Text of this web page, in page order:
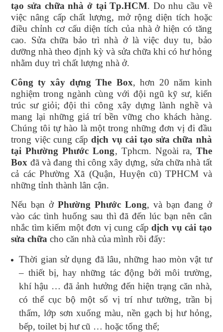
tạo sửa chữa nhà ở tại Tp.HCM. Do nhu cầu về
việc nâng cấp chất lượng, mở rộng diện tích hoặc
điều chỉnh cơ cấu diện tích của nhà ở hiện có tăng
cao. Sửa chữa bảo trì nhà ở là việc duy tu, bảo
dưỡng nhà theo định kỳ và sửa chữa khi có hư hỏng
nhằm duy trì chất lượng nhà ở.
Công ty xây dựng The Box, hơn 20 năm kinh
nghiệm trong ngành cùng với đội ngũ kỹ sư, kiến
trúc sư giỏi; đội thi công xây dựng lành nghề và
mang lại những giá trí bền vững cho khách hàng.
Chúng tôi tự hào là một trong những đơn vị đi đầu
trong việc cung cấpdịch vụ cải tạo sửa chữa nhà
tại Phường Phước Long, Tphcm. Ngoài ra, The
Box đã và đang thi công xây dựng, sửa chữa nhà tất
cả các Phường Xã (Quận, Huyện cũ) TPHCM và
những tỉnh thành lân cận.
Nếu bạn ởPhường Phước Long, và bạn đang ở
vào các tình huống sau thì đã đến lúc bạn nên cân
nhắc tìm kiếm một đơn vị cung cấpdịch vụ cải tạo
sửa chữa cho căn nhà của mình rồi đấy:
Thời gian sử dụng đã lâu, những hao mòn vật tư
– thiết bị, hay những tác động bởi môi trường,
khí hậu … đã ảnh hưởng đến hiện trạng căn nhà,
có thể cục bộ một số vị trí như tường, trần bị
thấm, lớp sơn xuống màu, nền gạch bị hư hỏng,
bếp, toilet bị hư cũ … hoặc tổng thể;